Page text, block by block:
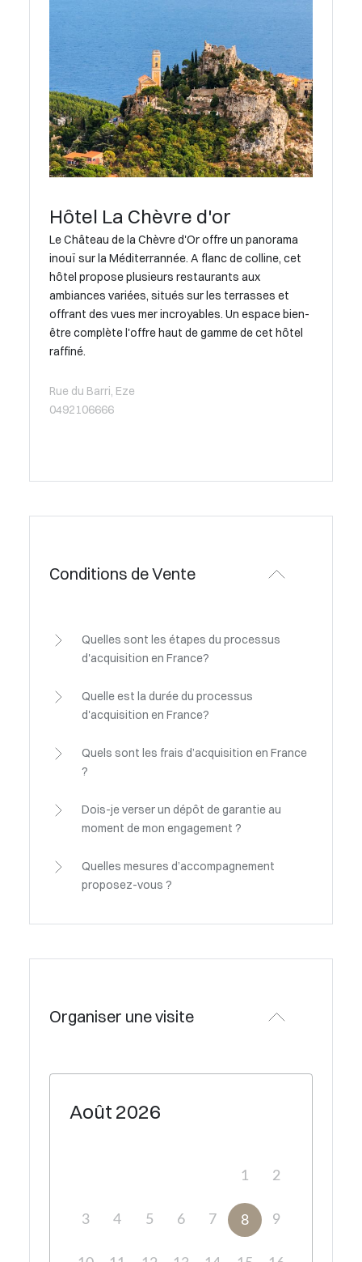
Hôtel La Chèvre d'or
Le Château de la Chèvre d'Or offre un panorama
inouï sur la Méditerrannée. A flanc de colline, cet
hôtel propose plusieurs restaurants aux
ambiances variées, situés sur les terrasses et
offrant des vues mer incroyables. Un espace bien-
être complète l'offre haut de gamme de cet hôtel
raffiné.
Rue du Barri, Eze
0492106666
Conditions de Vente
Quelles sont les étapes du processus
d'acquisition en France?
Quelle est la durée du processus
d'acquisition en France?
Quels sont les frais d’acquisition en France
?
Dois-je verser un dépôt de garantie au
moment de mon engagement ?
Quelles mesures d’accompagnement
proposez-vous ?
Organiser une visite
Août 2026
1 2
3 4 5 6 7 8 9